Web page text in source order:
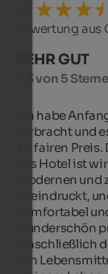
Bewertung aus
SEHR GUT
4,3 von 5
Ich habe
verbracht und
als fairen
das Hotel ist
modernen
beeindruckt,
komfortabel
wunderschön
einschließlich
von